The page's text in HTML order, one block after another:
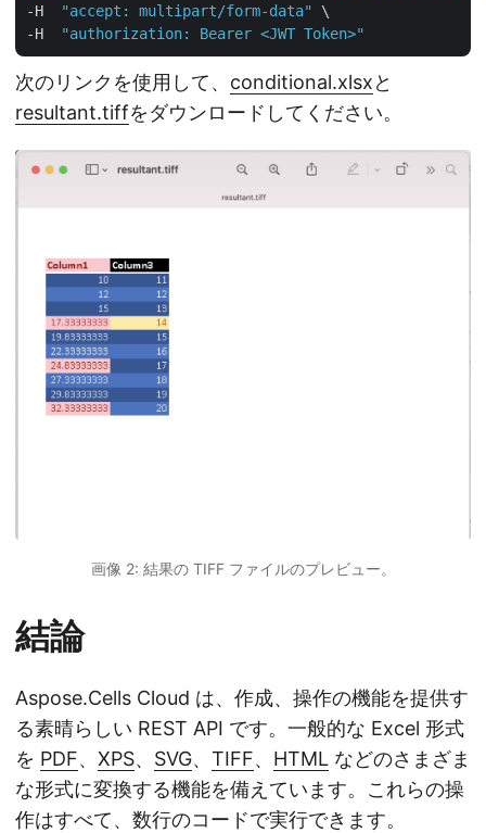
-H
"accept: multipart/form-data"
\
-H
"authorization: Bearer <JWT Token>"
次のリンクを使用して、 conditional.xlsxと
resultant.tiffをダウンロードしてください。
画像 2: 結果の TIFF ファイルのプレビュー。
結論
Aspose.Cells Cloud は、作成、操作の機能を提供す
る素晴らしい REST API です。一般的な Excel 形式
を PDF、 XPS、 SVG、 TIFF、 HTML などのさまざま
な形式に変換する機能を備えています。これらの操
作はすべて、数行のコードで実行できます。